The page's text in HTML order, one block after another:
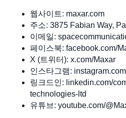
웹사이트: maxar.com
주소: 3875 Fabian Way,
이메일:
페이스북: facebook.com/
X (트위터): x.com/Maxar
인스타그램:
링크드인: linkedin.com/
technologies-ltd
유튜브: youtube.com/